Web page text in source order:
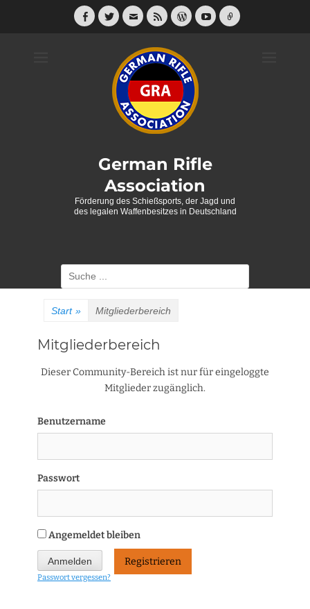
Facebook
Twitter
E-
Feed WordPress
YouTube
Link
German Rifle
Association
Förderung des Schießsports, der Jagd und
des legalen Waffenbesitzes in Deutschland
Suche
nach:
Start » Mitgliederbereich
Mitgliederbereich
Dieser Community-Bereich ist nur für eingeloggte
Mitglieder zugänglich.
Benutzername
Passwort
Angemeldet bleiben
Registrieren
Passwort vergessen?